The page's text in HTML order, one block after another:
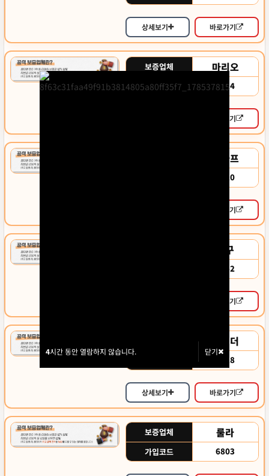
4시간 동안 열람하지 않습니다. 닫기
4시간 동안 열람하지 않습니다. 닫기
상세보기 바로가기
보증업체 마리오
가입코드 2224
바로가기
올라프
0010
바로가기
짱구
5252
바로가기
투게더
1518
상세보기 바로가기
보증업체 룰라
가입코드 6803